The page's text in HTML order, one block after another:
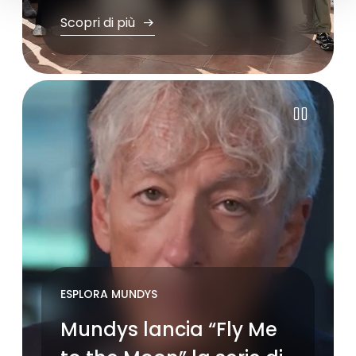
Scopri di più
Pause
ESPLORA MUNDYS
Mundys lancia “Fly Me